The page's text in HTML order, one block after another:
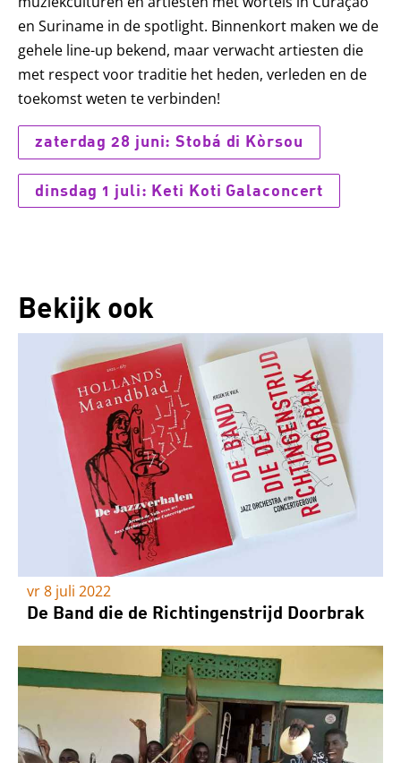
en Suriname in de spotlight. Binnenkort maken we de
gehele line-up bekend, maar verwacht artiesten die
met respect voor traditie het heden, verleden en de
toekomst weten te verbinden!
zaterdag 28 juni: Stobá di Kòrsou
dinsdag 1 juli: Keti Koti Galaconcert
Bekijk ook
vr 8 juli 2022
De Band die de Richtingenstrijd Doorbrak